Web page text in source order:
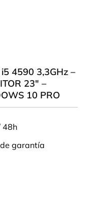
4590 3,3GHz –
23″ –
10 PRO
48h
garantía